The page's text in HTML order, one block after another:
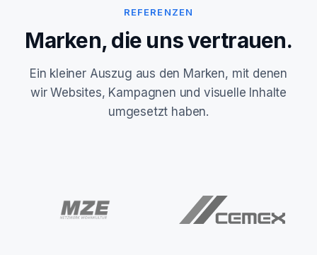
REFERENZEN
Marken, die uns vertrauen.
Ein kleiner Auszug aus den Marken, mit denen
wir Websites, Kampagnen und visuelle Inhalte
umgesetzt haben.